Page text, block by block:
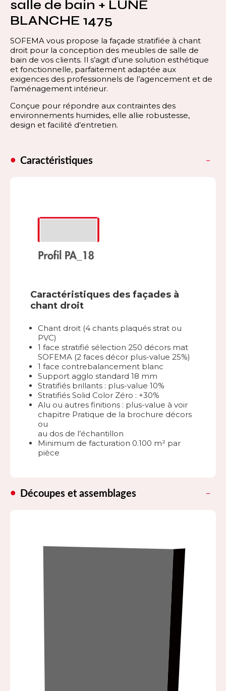
salle de bain + LUNE
BLANCHE 1475
SOFEMA vous propose la façade stratifiée à chant
droit pour la conception des meubles de salle de
bain de vos clients. Il s’agit d’une solution esthétique
et fonctionnelle, parfaitement adaptée aux
exigences des professionnels de l’agencement et de
l’aménagement intérieur.
Conçue pour répondre aux contraintes des
environnements humides, elle allie robustesse,
design et facilité d’entretien.
Caractéristiques
Caractéristiques des façades à
chant droit
Chant droit (4 chants plaqués strat ou
PVC)
1 face stratifié sélection 250 décors mat
SOFEMA (2 faces décor plus-value 25%)
1 face contrebalancement blanc
Support agglo standard 18 mm
Stratifiés brillants : plus-value 10%
Stratifiés Solid Color Zéro : +30%
Alu ou autres finitions : plus-value à voir
chapitre Pratique de la brochure décors
ou
au dos de l’échantillon
Minimum de facturation 0.100 m² par
pièce
Découpes et assemblages